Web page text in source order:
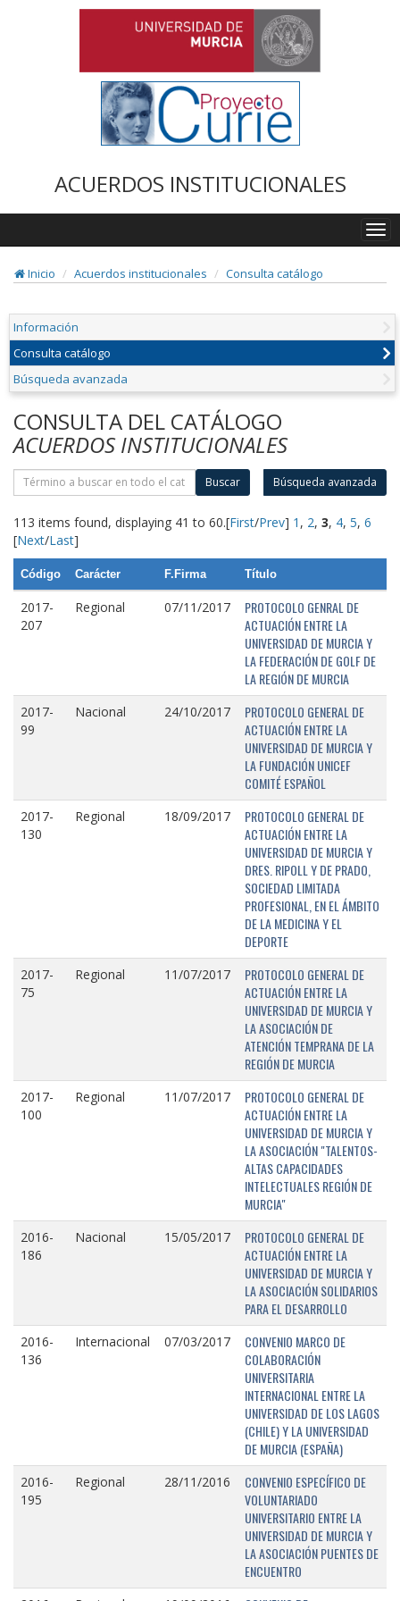
ACUERDOS INSTITUCIONALES
Inicio
Acuerdos institucionales Consulta catálogo
Información
Consulta catálogo
Búsqueda avanzada
CONSULTA DEL CATÁLOGO
ACUERDOS INSTITUCIONALES
Buscar Búsqueda avanzada
113 items found, displaying 41 to 60.[First/Prev] 1 , 2, 3, 4, 5, 6
[Next/Last]
Código Carácter F.Firma Título
2017-
207
Regional 07/11/2017
PROTOCOLO GENRAL DE
ACTUACIÓN ENTRE LA
UNIVERSIDAD DE MURCIA Y
LA FEDERACIÓN DE GOLF DE
LA REGIÓN DE MURCIA
2017-
99
Nacional 24/10/2017
PROTOCOLO GENERAL DE
ACTUACIÓN ENTRE LA
UNIVERSIDAD DE MURCIA Y
LA FUNDACIÓN UNICEF
COMITÉ ESPAÑOL
2017-
130
Regional 18/09/2017
PROTOCOLO GENERAL DE
ACTUACIÓN ENTRE LA
UNIVERSIDAD DE MURCIA Y
DRES. RIPOLL Y DE PRADO,
SOCIEDAD LIMITADA
PROFESIONAL, EN EL ÁMBITO
DE LA MEDICINA Y EL
DEPORTE
2017-
75
Regional 11/07/2017
PROTOCOLO GENERAL DE
ACTUACIÓN ENTRE LA
UNIVERSIDAD DE MURCIA Y
LA ASOCIACIÓN DE
ATENCIÓN TEMPRANA DE LA
REGIÓN DE MURCIA
2017-
100
Regional 11/07/2017
PROTOCOLO GENERAL DE
ACTUACIÓN ENTRE LA
UNIVERSIDAD DE MURCIA Y
LA ASOCIACIÓN "TALENTOS-
ALTAS CAPACIDADES
INTELECTUALES REGIÓN DE
MURCIA"
2016-
186
Nacional 15/05/2017
PROTOCOLO GENERAL DE
ACTUACIÓN ENTRE LA
UNIVERSIDAD DE MURCIA Y
LA ASOCIACIÓN SOLIDARIOS
PARA EL DESARROLLO
2016-
136
Internacional 07/03/2017
CONVENIO MARCO DE
COLABORACIÓN
UNIVERSITARIA
INTERNACIONAL ENTRE LA
UNIVERSIDAD DE LOS LAGOS
(CHILE) Y LA UNIVERSIDAD
DE MURCIA (ESPAÑA)
2016-
195
Regional 28/11/2016
CONVENIO ESPECÍFICO DE
VOLUNTARIADO
UNIVERSITARIO ENTRE LA
UNIVERSIDAD DE MURCIA Y
LA ASOCIACIÓN PUENTES DE
ENCUENTRO